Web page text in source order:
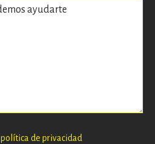
política de privacidad